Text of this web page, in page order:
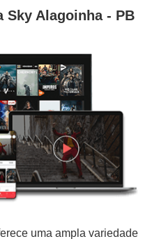
Sky Alagoinha - PB
uma ampla variedade